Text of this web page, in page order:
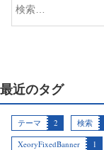
最近のタグ
テーマ 2 検索
XeoryFixedBanner
1